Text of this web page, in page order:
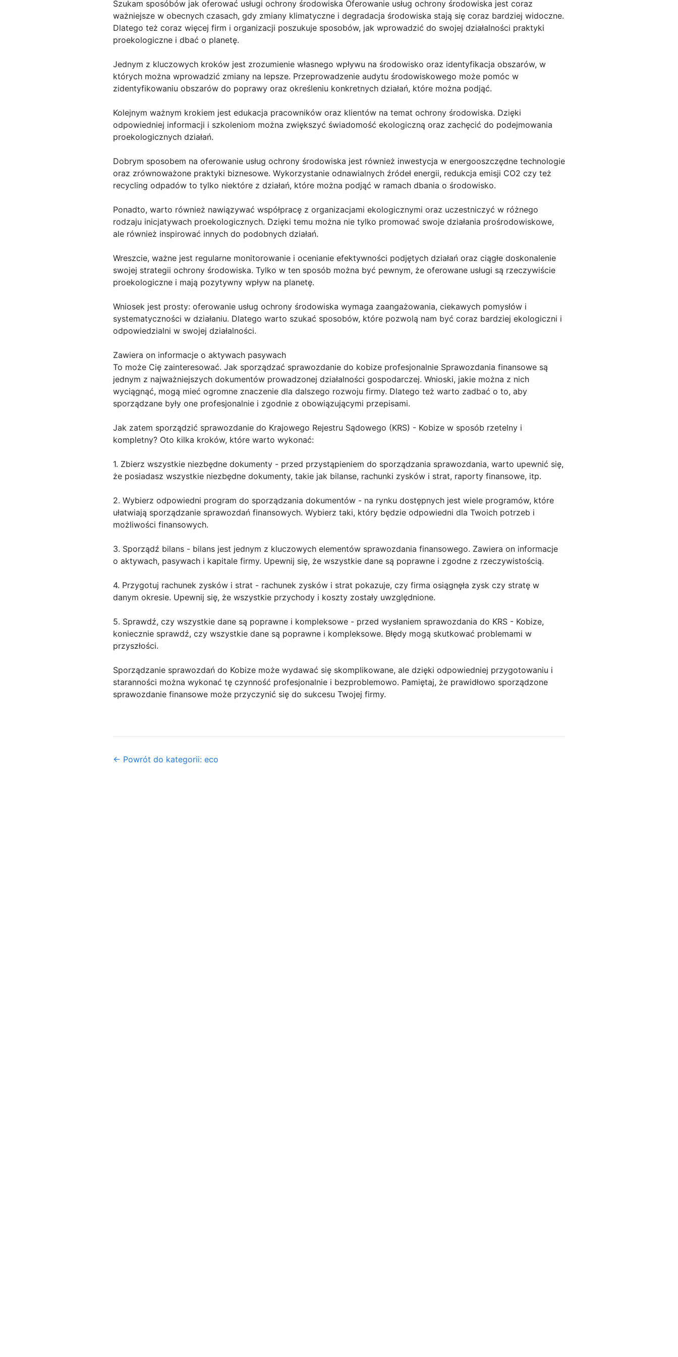
Szukam sposóbów jak oferować usługi ochrony środowiska Oferowanie usług ochrony środowiska jest coraz
ważniejsze w obecnych czasach, gdy zmiany klimatyczne i degradacja środowiska stają się coraz bardziej widoczne.
Dlatego też coraz więcej firm i organizacji poszukuje sposobów, jak wprowadzić do swojej działalności praktyki
proekologiczne i dbać o planetę.
Jednym z kluczowych kroków jest zrozumienie własnego wpływu na środowisko oraz identyfikacja obszarów, w
których można wprowadzić zmiany na lepsze. Przeprowadzenie audytu środowiskowego może pomóc w
zidentyfikowaniu obszarów do poprawy oraz określeniu konkretnych działań, które można podjąć.
Kolejnym ważnym krokiem jest edukacja pracowników oraz klientów na temat ochrony środowiska. Dzięki
odpowiedniej informacji i szkoleniom można zwiększyć świadomość ekologiczną oraz zachęcić do podejmowania
proekologicznych działań.
Dobrym sposobem na oferowanie usług ochrony środowiska jest również inwestycja w energooszczędne technologie
oraz zrównoważone praktyki biznesowe. Wykorzystanie odnawialnych źródeł energii, redukcja emisji CO2 czy też
recycling odpadów to tylko niektóre z działań, które można podjąć w ramach dbania o środowisko.
Ponadto, warto również nawiązywać współpracę z organizacjami ekologicznymi oraz uczestniczyć w różnego
rodzaju inicjatywach proekologicznych. Dzięki temu można nie tylko promować swoje działania prośrodowiskowe,
ale również inspirować innych do podobnych działań.
Wreszcie, ważne jest regularne monitorowanie i ocenianie efektywności podjętych działań oraz ciągłe doskonalenie
swojej strategii ochrony środowiska. Tylko w ten sposób można być pewnym, że oferowane usługi są rzeczywiście
proekologiczne i mają pozytywny wpływ na planetę.
Wniosek jest prosty: oferowanie usług ochrony środowiska wymaga zaangażowania, ciekawych pomysłów i
systematyczności w działaniu. Dlatego warto szukać sposobów, które pozwolą nam być coraz bardziej ekologiczni i
odpowiedzialni w swojej działalności.
Zawiera on informacje o aktywach pasywach
To może Cię zainteresować. Jak sporządzać sprawozdanie do kobize profesjonalnie Sprawozdania finansowe są
jednym z najważniejszych dokumentów prowadzonej działalności gospodarczej. Wnioski, jakie można z nich
wyciągnąć, mogą mieć ogromne znaczenie dla dalszego rozwoju firmy. Dlatego też warto zadbać o to, aby
sporządzane były one profesjonalnie i zgodnie z obowiązującymi przepisami.
Jak zatem sporządzić sprawozdanie do Krajowego Rejestru Sądowego (KRS) - Kobize w sposób rzetelny i
kompletny? Oto kilka kroków, które warto wykonać:
1. Zbierz wszystkie niezbędne dokumenty - przed przystąpieniem do sporządzania sprawozdania, warto upewnić się,
że posiadasz wszystkie niezbędne dokumenty, takie jak bilanse, rachunki zysków i strat, raporty finansowe, itp.
2. Wybierz odpowiedni program do sporządzania dokumentów - na rynku dostępnych jest wiele programów, które
ułatwiają sporządzanie sprawozdań finansowych. Wybierz taki, który będzie odpowiedni dla Twoich potrzeb i
możliwości finansowych.
3. Sporządź bilans - bilans jest jednym z kluczowych elementów sprawozdania finansowego. Zawiera on informacje
o aktywach, pasywach i kapitale firmy. Upewnij się, że wszystkie dane są poprawne i zgodne z rzeczywistością.
4. Przygotuj rachunek zysków i strat - rachunek zysków i strat pokazuje, czy firma osiągnęła zysk czy stratę w
danym okresie. Upewnij się, że wszystkie przychody i koszty zostały uwzględnione.
5. Sprawdź, czy wszystkie dane są poprawne i kompleksowe - przed wysłaniem sprawozdania do KRS - Kobize,
koniecznie sprawdź, czy wszystkie dane są poprawne i kompleksowe. Błędy mogą skutkować problemami w
przyszłości.
Sporządzanie sprawozdań do Kobize może wydawać się skomplikowane, ale dzięki odpowiedniej przygotowaniu i
staranności można wykonać tę czynność profesjonalnie i bezproblemowo. Pamiętaj, że prawidłowo sporządzone
sprawozdanie finansowe może przyczynić się do sukcesu Twojej firmy.
← Powrót do kategorii: eco